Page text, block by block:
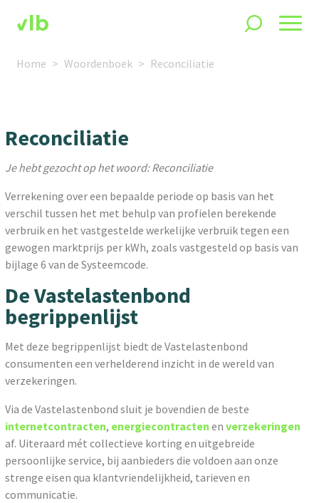
Home Woordenboek Reconciliatie
Reconciliatie
Je hebt gezocht op het woord: Reconciliatie
Verrekening over een bepaalde periode op basis van het
verschil tussen het met behulp van profielen berekende
verbruik en het vastgestelde werkelijke verbruik tegen een
gewogen marktprijs per kWh, zoals vastgesteld op basis van
bijlage 6 van de Systeemcode.
De Vastelastenbond
begrippenlijst
Met deze begrippenlijst biedt de Vastelastenbond
consumenten een verhelderend inzicht in de wereld van
verzekeringen.
Via de Vastelastenbond sluit je bovendien de beste
internetcontracten, energiecontracten enverzekeringen
af. Uiteraard mét collectieve korting en uitgebreide
persoonlijke service, bij aanbieders die voldoen aan onze
strenge eisen qua klantvriendelijkheid, tarieven en
communicatie.